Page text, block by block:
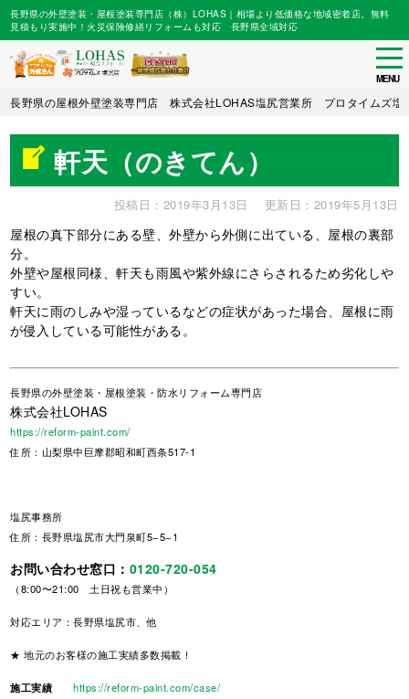
Skip
main
content
長野県の外壁塗装・屋根塗装専門店（株）LOHAS｜相場より低価格な地域密着店。無料
見積もり実施中！火災保険修繕リフォームも対応 長野県全域対応
MENU
長野県の屋根外壁塗装専門店 株式会社LOHAS塩尻営業所 プロタイムズ塩
軒天（のきてん）
投稿日：2019年3月13日 更新日：2019年5月13日
屋根の真下部分にある壁、外壁から外側に出ている、屋根の裏部
分。
外壁や屋根同様、軒天も雨風や紫外線にさらされるため劣化しや
すい。
軒天に雨のしみや湿っているなどの症状があった場合、屋根に雨
が侵入している可能性がある。
長野県の外壁塗装・屋根塗装・防水リフォーム専門店
株式会社LOHAS
https://reform-paint.com/
住所：山梨県中巨摩郡昭和町西条517-1
塩尻事務所
住所：長野県塩尻市大門泉町5−5−1
お問い合わせ窓口： 0120-720-054
（8:00〜21:00 土日祝も営業中）
対応エリア：長野県塩尻市、他
★ 地元のお客様の施工実績多数掲載！
施工実績
https://reform-paint.com/case/